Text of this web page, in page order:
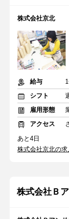
株式会社京北
給与
シフト
雇用形態
アクセス
あと4日
株式会社京北の
株式会社Ｂ